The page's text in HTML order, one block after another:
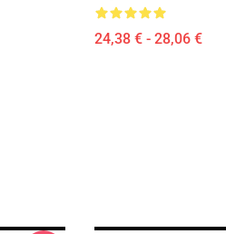
24,38 € - 28,06 €